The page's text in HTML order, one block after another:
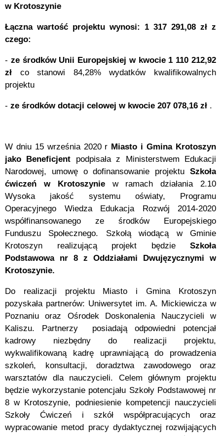
w Krotoszynie
Łączna wartość projektu wynosi: 1 317 291,08 zł z
czego:
- ze środków Unii Europejskiej w kwocie 1 110 212,92
zł co stanowi 84,28% wydatków kwalifikowalnych
projektu
- ze środków dotacji celowej w kwocie 207 078,16 zł .
W dniu 15 września 2020 r Miasto i Gmina Krotoszyn
jako Beneficjent podpisała z Ministerstwem Edukacji
Narodowej, umowę o dofinansowanie projektu Szkoła
ćwiczeń w Krotoszyniew ramach działania 2.10
Wysoka jakość systemu oświaty, Programu
Operacyjnego Wiedza Edukacja Rozwój 2014-2020
współfinansowanego ze środków Europejskiego
Funduszu Społecznego. Szkołą wiodącą w Gminie
Krotoszyn realizującą projekt będzie Szkoła
Podstawowa nr 8 z Oddziałami Dwujęzycznymi w
Krotoszynie.
Do realizacji projektu Miasto i Gmina Krotoszyn
pozyskała partnerów: Uniwersytet im. A. Mickiewicza w
Poznaniu oraz Ośrodek Doskonalenia Nauczycieli w
Kaliszu. Partnerzy posiadają odpowiedni potencjał
kadrowy niezbędny do realizacji projektu,
wykwalifikowaną kadrę uprawniającą do prowadzenia
szkoleń, konsultacji, doradztwa zawodowego oraz
warsztatów dla nauczycieli. Celem głównym projektu
będzie wykorzystanie potencjału Szkoły Podstawowej nr
8 w Krotoszynie, podniesienie kompetencji nauczycieli
Szkoły Ćwiczeń i szkół współpracujących oraz
wypracowanie metod pracy dydaktycznej rozwijających